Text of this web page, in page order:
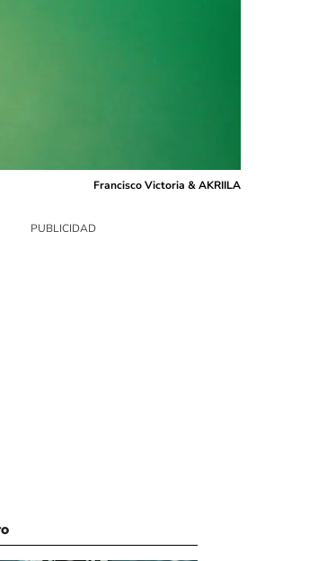
Francisco Victoria & AKRIILA